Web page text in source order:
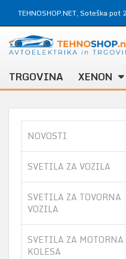
TEHNOSHOP.NET, Soteška
TRGOVINA XENON
NOVOSTI
SVETILA ZA VOZILA
SVETILA ZA TOVORNA
VOZILA
SVETILA ZA MOTORNA
KOLESA